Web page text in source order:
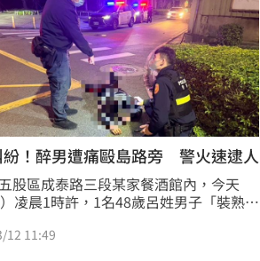
紛！醉男遭痛毆島路旁 警火速逮人
股區成泰路三段某家餐酒館內，今天
）凌晨1時許，1名48歲呂姓男子「裝熟」
，呂男因此遭4人圍毆並以安全帽
12 11:49